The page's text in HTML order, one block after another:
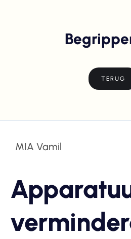
TERUG
MIA Vamil